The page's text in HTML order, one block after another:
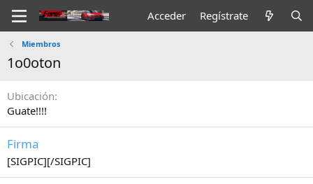
Acceder Regístrate
Miembros
1o0oton
Ubicación
Guate!!!!
Firma
[SIGPIC][/SIGPIC]